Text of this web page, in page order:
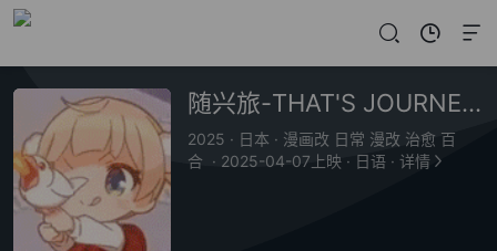
随兴旅-THAT'S JOURNEY-
2025 · 日本 · 漫画改 日常 漫改 治愈 百
合 · 2025-04-07上映 · 日语 · 详情